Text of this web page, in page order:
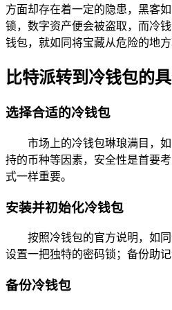
方面却存在着一定的隐患，黑客
锁，数字资产便会被盗取，而冷
钱包，就如同将宝藏从危险的地
比特派转到冷钱包的
选择合适的冷钱包
市场上的冷钱包琳琅满目，
持的币种等因素，安全性是首要
式一样重要。
安装并初始化冷钱包
按照冷钱包的官方说明，如
设置一把独特的密码锁；备份助
备份冷钱包